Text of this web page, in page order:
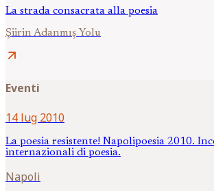
La strada consacrata alla poesia
Şiirin Adanmış Yolu
arrow_outward
Eventi
14 lug 2010
La poesia resistente! Napolipoesia 2010.
internazionali di poesia.
Napoli